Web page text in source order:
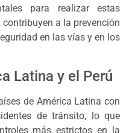
para realizar estas
a la prevención
en las vías y en los
Latina y el Perú
de América Latina con
de tránsito, lo que
más estrictos en la